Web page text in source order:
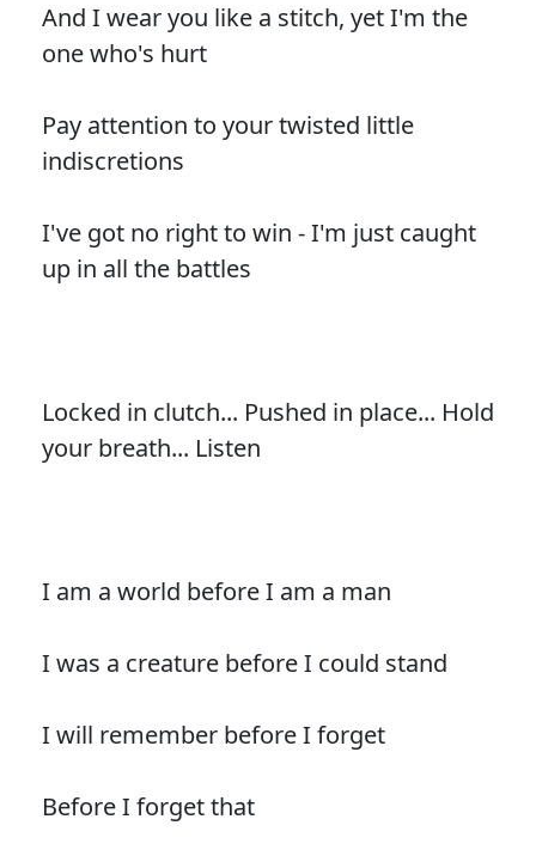
And I wear you like a stitch, yet I'm the
one who's hurt
Pay attention to your twisted little
indiscretions
I've got no right to win - I'm just caught
up in all the battles
Locked in clutch... Pushed in place... Hold
your breath... Listen
I am a world before I am a man
I was a creature before I could stand
I will remember before I forget
Before I forget that